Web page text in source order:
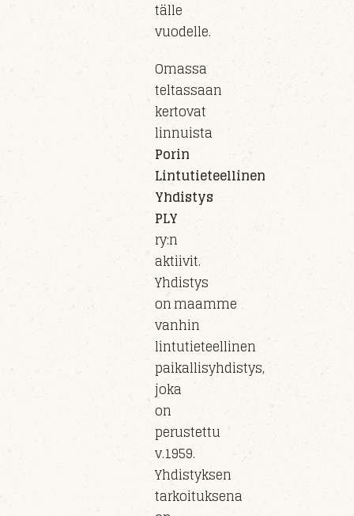
tälle
vuodelle.
Omassa
teltassaan
kertovat
linnuista
Porin
Lintutieteellinen
Yhdistys
PLY
ry:n
aktiivit.
Yhdistys
on maamme
vanhin
lintutieteellinen
paikallisyhdistys,
joka
on
perustettu
v.1959.
Yhdistyksen
tarkoituksena